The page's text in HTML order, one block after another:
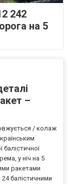
242
на 5
–
/ колаж
у ніч на 5
ракетами
балістичними